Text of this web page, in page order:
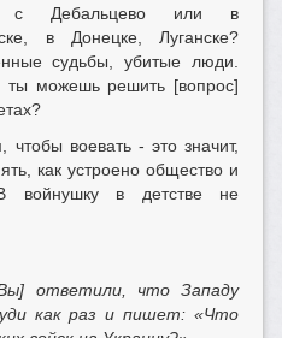
с Дебальцево или в
в Донецке, Луганске?
судьбы, убитые люди.
ты можешь решить [вопрос]
чтобы воевать - это значит,
как устроено общество и
войнушку в детстве не
ответили, что Западу
как раз и пишет: «Что